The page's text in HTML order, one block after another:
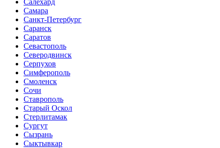
Салехард
Самара
Санкт-Петербург
Саранск
Саратов
Севастополь
Северодвинск
Серпухов
Симферополь
Смоленск
Сочи
Ставрополь
Старый Оскол
Стерлитамак
Сургут
Сызрань
Сыктывкар